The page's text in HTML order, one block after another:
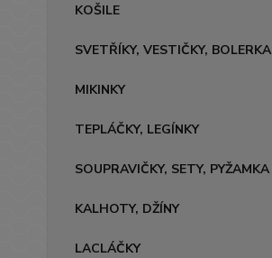
KOŠILE
SVETŘÍKY, VESTIČKY, BOLERKA
MIKINKY
TEPLÁČKY, LEGÍNKY
SOUPRAVIČKY, SETY, PYŽAMKA
KALHOTY, DŽÍNY
LACLÁČKY